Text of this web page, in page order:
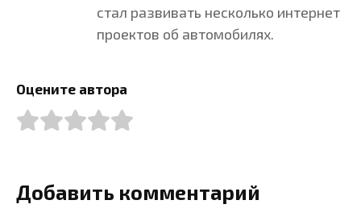
стал развивать несколько интернет
проектов об автомобилях.
Оцените автора
Добавить комментарий